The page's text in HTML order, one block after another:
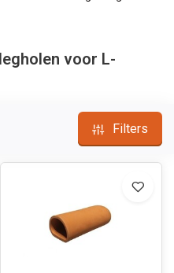
voor L-
Filters